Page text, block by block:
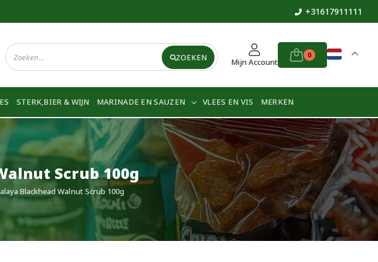
+31617911111
ZOEKEN Mijn Account
0
STERK,BIER & WIJN MARINADE EN SAUZEN VLEES EN VIS MERKEN
Scrub 100g
Blackhead Walnut Scrub 100g